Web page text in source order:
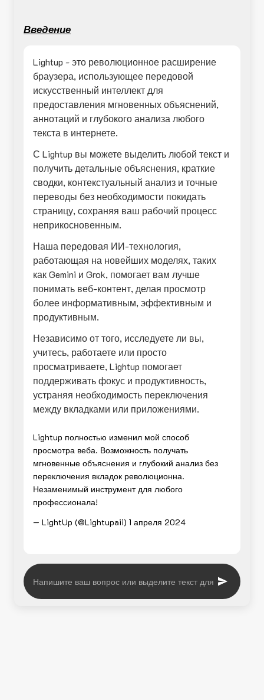
Введение
Lightup - это революционное расширение
браузера, использующее передовой
искусственный интеллект для
предоставления мгновенных объяснений,
аннотаций и глубокого анализа любого
текста в интернете.
С Lightup вы можете выделить любой текст и
получить детальные объяснения, краткие
сводки, контекстуальный анализ и точные
переводы без необходимости покидать
страницу, сохраняя ваш рабочий процесс
неприкосновенным.
Наша передовая ИИ-технология,
работающая на новейших моделях, таких
как Gemini и Grok, помогает вам лучше
понимать веб-контент, делая просмотр
более информативным, эффективным и
продуктивным.
Независимо от того, исследуете ли вы,
учитесь, работаете или просто
просматриваете, Lightup помогает
поддерживать фокус и продуктивность,
устраняя необходимость переключения
между вкладками или приложениями.
Lightup полностью изменил мой способ
просмотра веба. Возможность получать
мгновенные объяснения и глубокий анализ без
переключения вкладок революционна.
Незаменимый инструмент для любого
профессионала!
— LightUp (@Lightupaii) 1 апреля 2024